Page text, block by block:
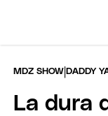
MDZ SHOW |DADDY
La dura